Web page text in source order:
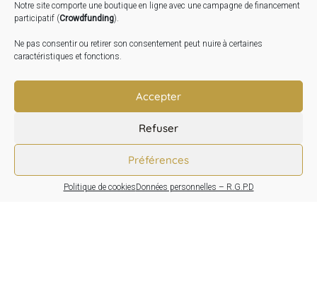
Notre site comporte une boutique en ligne avec une campagne de financement
participatif (Crowdfunding).
Ne pas consentir ou retirer son consentement peut nuire à certaines
caractéristiques et fonctions.
Accepter
Refuser
Préférences
Politique de cookiesDonnées personnelles – R.G.P.D
Inauguration de la Grange : Le 17 Oct. 2026
Atelier Image : L’art au service de la santé mentale –
10 Oct. 2026